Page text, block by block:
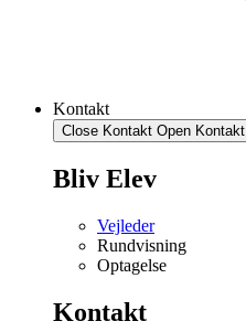
Kontakt
Close Kontakt Open Kontakt
Bliv Elev
Vejleder
Rundvisning
Optagelse
Kontakt